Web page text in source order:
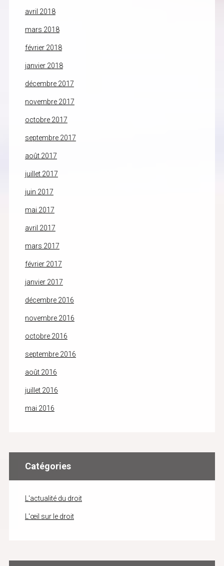
avril 2018
mars 2018
février 2018
janvier 2018
décembre 2017
novembre 2017
octobre 2017
septembre 2017
août 2017
juillet 2017
juin 2017
mai 2017
avril 2017
mars 2017
février 2017
janvier 2017
décembre 2016
novembre 2016
octobre 2016
septembre 2016
août 2016
juillet 2016
mai 2016
Catégories
L'actualité du droit
L'œil sur le droit